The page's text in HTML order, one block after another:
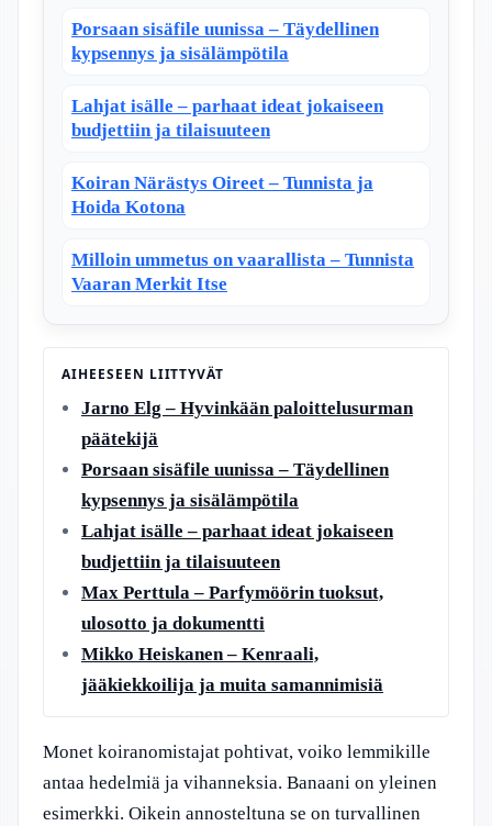
Porsaan sisäfile uunissa – Täydellinen
kypsennys ja sisälämpötila
Lahjat isälle – parhaat ideat jokaiseen
budjettiin ja tilaisuuteen
Koiran Närästys Oireet – Tunnista ja
Hoida Kotona
Milloin ummetus on vaarallista – Tunnista
Vaaran Merkit Itse
AIHEESEEN LIITTYVÄT
Jarno Elg – Hyvinkään paloittelusurman
päätekijä
Porsaan sisäfile uunissa – Täydellinen
kypsennys ja sisälämpötila
Lahjat isälle – parhaat ideat jokaiseen
budjettiin ja tilaisuuteen
Max Perttula – Parfymöörin tuoksut,
ulosotto ja dokumentti
Mikko Heiskanen – Kenraali,
jääkiekkoilija ja muita samannimisiä
Monet koiranomistajat pohtivat, voiko lemmikille
antaa hedelmiä ja vihanneksia. Banaani on yleinen
esimerkki. Oikein annosteltuna se on turvallinen